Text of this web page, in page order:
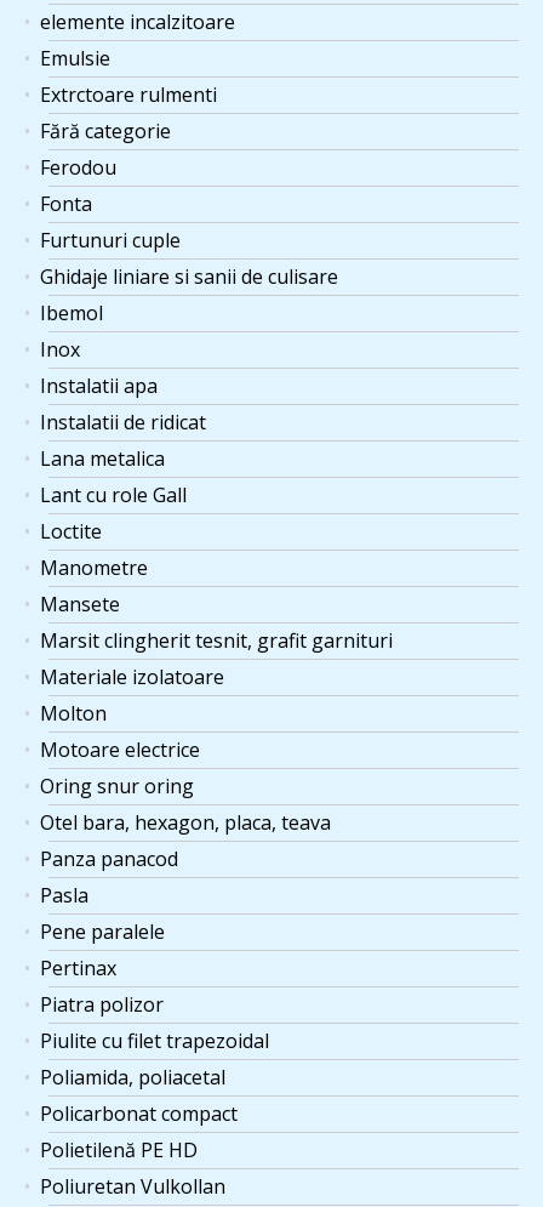
elemente incalzitoare
Emulsie
Extrctoare rulmenti
Fără categorie
Ferodou
Fonta
Furtunuri cuple
Ghidaje liniare si sanii de culisare
Ibemol
Inox
Instalatii apa
Instalatii de ridicat
Lana metalica
Lant cu role Gall
Loctite
Manometre
Mansete
Marsit clingherit tesnit, grafit garnituri
Materiale izolatoare
Molton
Motoare electrice
Oring snur oring
Otel bara, hexagon, placa, teava
Panza panacod
Pasla
Pene paralele
Pertinax
Piatra polizor
Piulite cu filet trapezoidal
Poliamida, poliacetal
Policarbonat compact
Polietilenă PE HD
Poliuretan Vulkollan